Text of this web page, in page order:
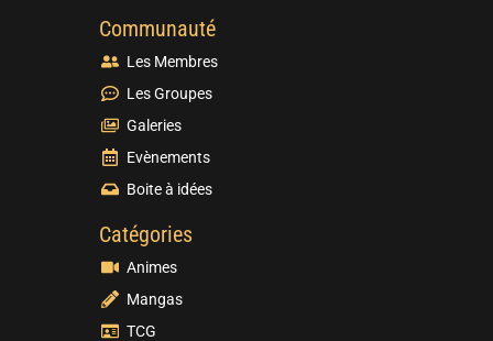
Communauté
Les Membres
Les Groupes
Galeries
Evènements
Boite à idées
Catégories
Animes
Mangas
TCG